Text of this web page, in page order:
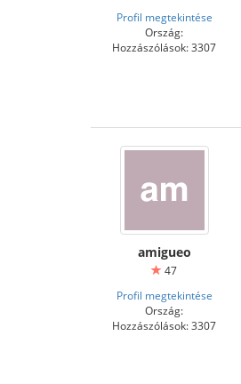
Profil megtekintése
Ország:
Hozzászólások: 3307
amigueo
47
Profil megtekintése
Ország:
Hozzászólások: 3307